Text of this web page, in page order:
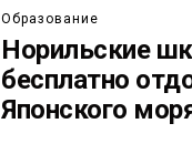
Образование
Норильские
бесплатно
Японского